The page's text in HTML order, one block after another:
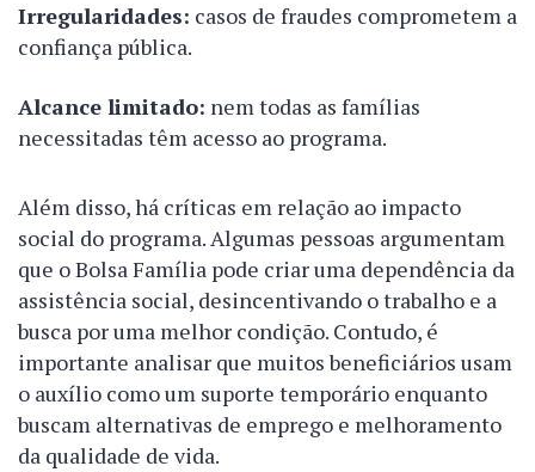
Irregularidades: casos de fraudes comprometem a
confiança pública.
Alcance limitado: nem todas as famílias
necessitadas têm acesso ao programa.
Além disso, há críticas em relação ao impacto
social do programa. Algumas pessoas argumentam
que o Bolsa Família pode criar uma dependência da
assistência social, desincentivando o trabalho e a
busca por uma melhor condição. Contudo, é
importante analisar que muitos beneficiários usam
o auxílio como um suporte temporário enquanto
buscam alternativas de emprego e melhoramento
da qualidade de vida.